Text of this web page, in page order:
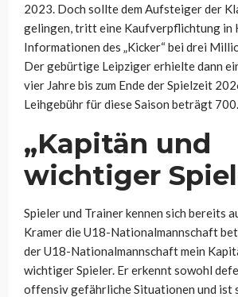
2023. Doch sollte dem Aufsteiger der
gelingen, tritt eine Kaufverpflichtung in
Informationen des „Kicker“ bei drei
Der gebürtige Leipziger erhielte dann
vier Jahre bis zum Ende der Spielzeit
Leihgebühr für diese Saison beträgt
„Kapitän und
wichtiger
Spieler und Trainer kennen sich bereits
Kramer die U18-Nationalmannschaft
der U18-Nationalmannschaft mein
wichtiger Spieler. Er erkennt sowohl
offensiv gefährliche Situationen und ist